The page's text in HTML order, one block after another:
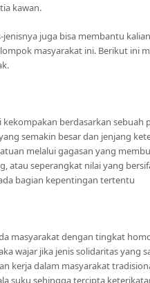
kawan.
juga bisa membantu
masyarakat ini. Berikut ini
berdasarkan sebuah
semakin besar dan jenjang
melalui gagasan yang
atau seperangkat nilai yang
bagian kepentingan tertentu
masyarakat dengan tingkat
wajar jika jenis solidaritas yang
kerja dalam masyarakat
suku sehingga tercipta